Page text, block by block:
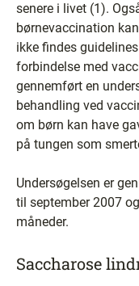
senere i livet (1).
børnevaccination
ikke findes
forbindelse med
gennemført en
behandling ved
om børn kan have
på tungen som
Undersøgelsen er
til september 2007
måneder.
Saccharose